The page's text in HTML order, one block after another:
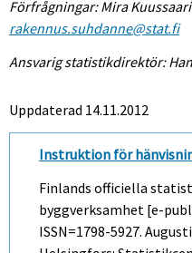
Förfrågningar: Mira Kuussaari
rakennus.suhdanne@stat.fi
Ansvarig statistikdirektör:
Uppdaterad 14.11.2012
Instruktion för
Finlands officiella
byggverksamhet [e-
ISSN=1798-5927.Augusti